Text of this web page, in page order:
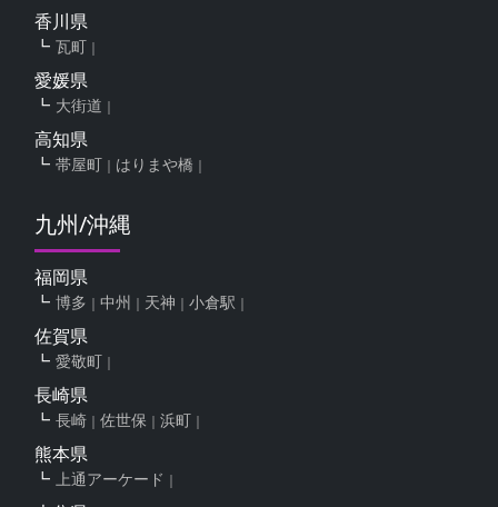
香川県
瓦町
愛媛県
大街道
高知県
帯屋町 はりまや橋
九州/沖縄
福岡県
博多 中州 天神 小倉駅
佐賀県
愛敬町
長崎県
長崎 佐世保 浜町
熊本県
上通アーケード